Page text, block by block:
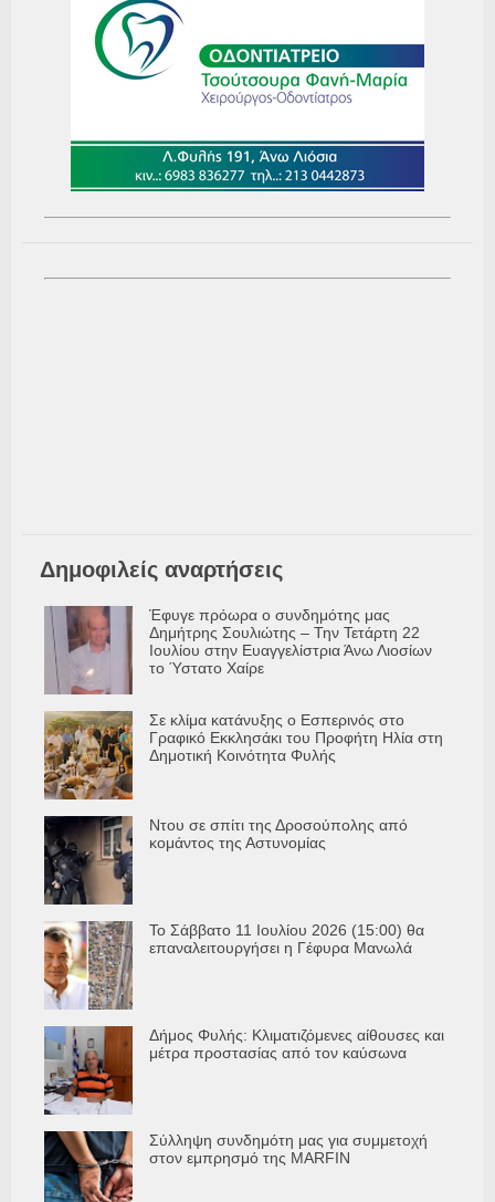
Δημοφιλείς αναρτήσεις
Έφυγε πρόωρα ο συνδημότης μας
Δημήτρης Σουλιώτης – Την Τετάρτη 22
Ιουλίου στην Ευαγγελίστρια Άνω Λιοσίων
το Ύστατο Χαίρε
Σε κλίμα κατάνυξης ο Εσπερινός στο
Γραφικό Εκκλησάκι του Προφήτη Ηλία στη
Δημοτική Κοινότητα Φυλής
Ντου σε σπίτι της Δροσούπολης από
κομάντος της Αστυνομίας
Το Σάββατο 11 Ιουλίου 2026 (15:00) θα
επαναλειτουργήσει η Γέφυρα Μανωλά
Δήμος Φυλής: Κλιματιζόμενες αίθουσες και
μέτρα προστασίας από τον καύσωνα
Σύλληψη συνδημότη μας για συμμετοχή
στον εμπρησμό της MARFIN